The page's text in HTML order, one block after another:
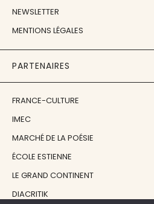
NEWSLETTER
MENTIONS LÉGALES
PARTENAIRES
FRANCE-CULTURE
IMEC
MARCHÉ DE LA POÉSIE
ÉCOLE ESTIENNE
LE GRAND CONTINENT
DIACRITIK